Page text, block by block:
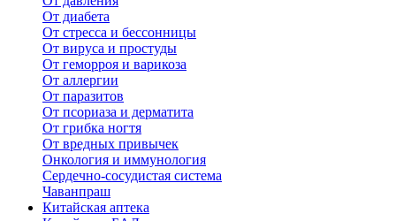
От диабета
От стресса и бессонницы
От вируса и простуды
От геморроя и варикоза
От аллергии
От паразитов
От псориаза и дерматита
От грибка ногтя
От вредных привычек
Онкология и иммунология
Сердечно-сосудистая система
Чаванпраш
Китайская аптека